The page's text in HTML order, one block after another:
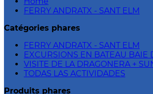
FERRY ANDRATX - SANT ELM
Catégories phares
FERRY ANDRATX - SANT ELM
EXCURSIONS EN BATEAU BAIE
VISITE DE LA DRAGONERA +
TODAS LAS ACTIVIDADES
Produits phares